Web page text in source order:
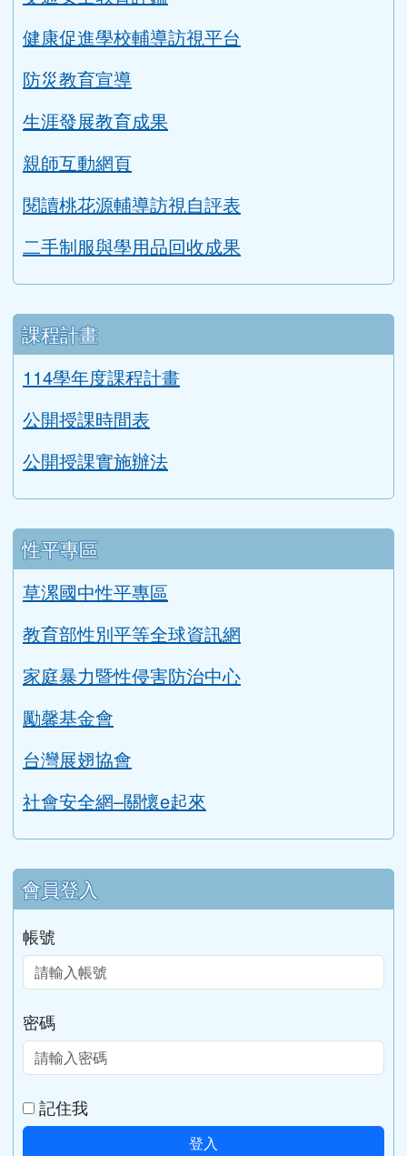
評鑑專區
教學正常化資料
永續校園與環境教育評鑑
英語教學成果
交通安全教育評鑑
健康促進學校輔導訪視平台
防災教育宣導
生涯發展教育成果
親師互動網頁
閱讀桃花源輔導訪視自評表
二手制服與學用品回收成果
課程計畫
114學年度課程計畫
公開授課時間表
公開授課實施辦法
性平專區
草漯國中性平專區
教育部性別平等全球資訊網
勵馨基金會
社會安全網–關懷e起來
會員登入